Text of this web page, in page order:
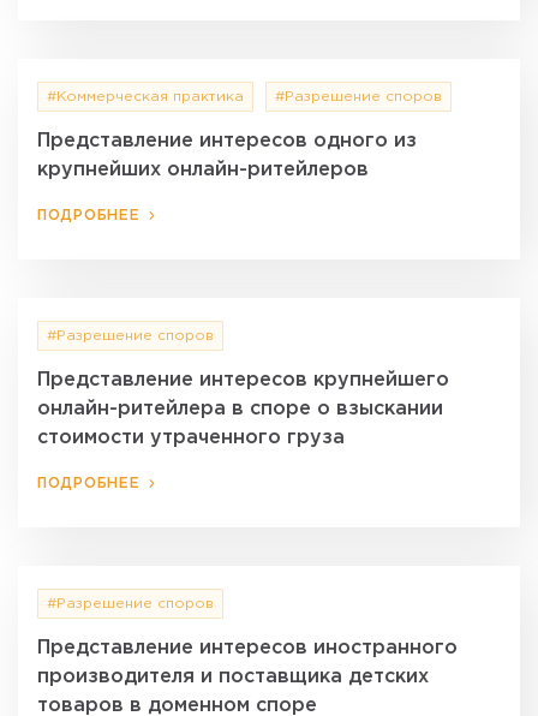
#Коммерческая практика #Разрешение споров
Представление интересов одного из
крупнейших онлайн-ритейлеров
ПОДРОБНЕЕ
#Разрешение споров
Представление интересов крупнейшего
онлайн-ритейлера в споре о взыскании
стоимости утраченного груза
ПОДРОБНЕЕ
#Разрешение споров
Представление интересов иностранного
производителя и поставщика детских
товаров в доменном споре